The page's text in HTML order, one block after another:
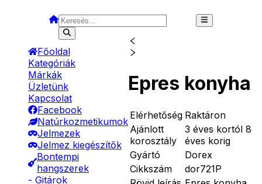
Főoldal
Kategóriák
Márkák
Üzletünk
Kapcsolat
Facebook
Natúrkozmetikumok
Jelmezek
Jelmez kiegészítők
Bontempi
hangszerek
- Gitárok
Epres konyha
Elérhetőség Raktáron
Ajánlott
korosztály
3 éves kortól 8
éves korig
Gyártó
Dorex
Cikkszám
dor721P